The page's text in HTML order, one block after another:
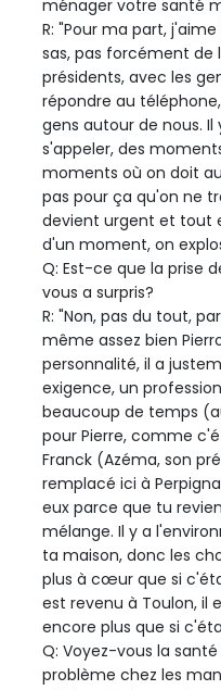
ménager votre santé
R: "Pour ma part,
sas, pas forcément de
présidents, avec les
répondre au
gens autour de nous.
s'appeler, des
moments où on doit
pas pour ça qu'on ne
devient urgent et tout
d'un moment, on
Q: Est-ce que la prise
vous a surpris?
R: "Non, pas du tout,
même assez bien
personnalité, il a
exigence, un
beaucoup de temps
pour Pierre, comme
Franck (Azéma, son
remplacé ici à
eux parce que tu
mélange. Il y a
ta maison, donc les
plus à cœur que si
est revenu à Toulon, il
encore plus que si
Q: Voyez-vous la
problème chez les